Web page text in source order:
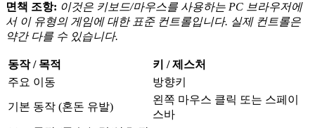
면책 조항: 이것은 키보드/마우스를 사용하는 PC 브라우저에
서 이 유형의 게임에 대한 표준 컨트롤입니다. 실제 컨트롤은
약간 다를 수 있습니다.
동작 / 목적
키 / 제스처
주요 이동
방향키
기본 동작 (혼돈 유발)
왼쪽 마우스 클릭 또는 스페이
스바